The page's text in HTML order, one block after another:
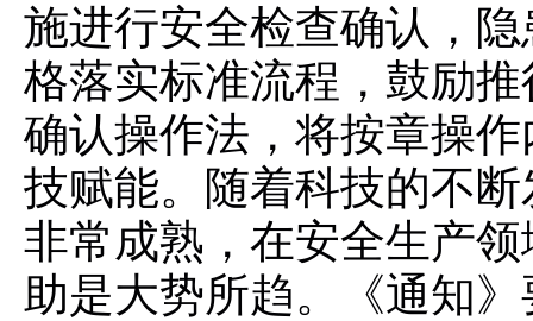
施进行安全检查确认，
格落实标准流程，鼓励
确认操作法，将按章操
技赋能。随着科技的不
非常成熟，在安全生产
助是大势所趋。《通知